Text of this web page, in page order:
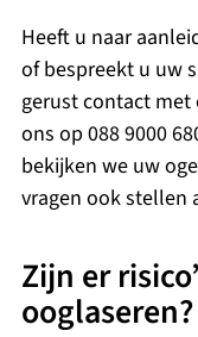
Heeft u naar
of bespreekt u uw
gerust contact met
ons op 088 9000
bekijken we uw
vragen ook stellen
Zijn er
ooglaseren?